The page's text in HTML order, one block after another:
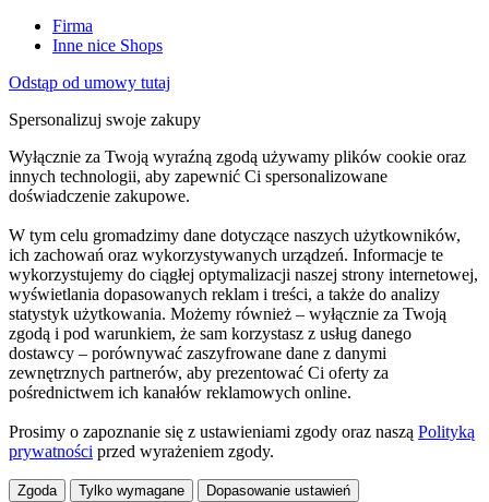
Firma
Inne nice Shops
Odstąp od umowy tutaj
Spersonalizuj swoje zakupy
Wyłącznie za Twoją wyraźną zgodą używamy plików cookie oraz
innych technologii, aby zapewnić Ci spersonalizowane
doświadczenie zakupowe.
W tym celu gromadzimy dane dotyczące naszych użytkowników,
ich zachowań oraz wykorzystywanych urządzeń. Informacje te
wykorzystujemy do ciągłej optymalizacji naszej strony internetowej,
wyświetlania dopasowanych reklam i treści, a także do analizy
statystyk użytkowania. Możemy również – wyłącznie za Twoją
zgodą i pod warunkiem, że sam korzystasz z usług danego
dostawcy – porównywać zaszyfrowane dane z danymi
zewnętrznych partnerów, aby prezentować Ci oferty za
pośrednictwem ich kanałów reklamowych online.
Prosimy o zapoznanie się z ustawieniami zgody oraz naszą Polityką
prywatności przed wyrażeniem zgody.
Zgoda Tylko wymagane Dopasowanie ustawień